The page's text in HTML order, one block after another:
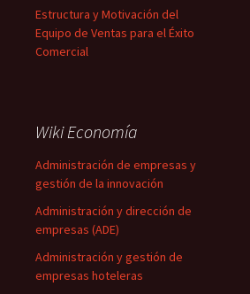
Estructura y Motivación del
Equipo de Ventas para el Éxito
Comercial
Wiki Economía
Administración de empresas y
gestión de la innovación
Administración y dirección de
empresas (ADE)
Administración y gestión de
empresas hoteleras